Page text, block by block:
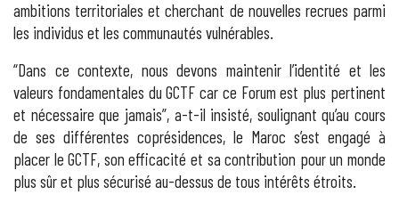
ambitions territoriales et cherchant de nouvelles recrues parmi
les individus et les communautés vulnérables.
“Dans ce contexte, nous devons maintenir l’identité et les
valeurs fondamentales du GCTF car ce Forum est plus pertinent
et nécessaire que jamais”, a-t-il insisté, soulignant qu’au cours
de ses différentes coprésidences, le Maroc s’est engagé à
placer le GCTF, son efficacité et sa contribution pour un monde
plus sûr et plus sécurisé au-dessus de tous intérêts étroits.